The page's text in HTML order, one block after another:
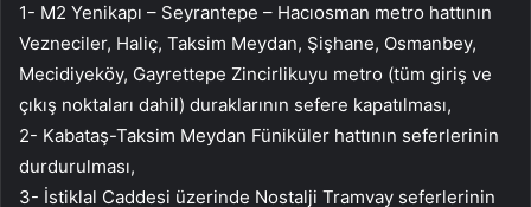
1- M2 Yenikapı – Seyrantepe – Hacıosman metro hattının
Vezneciler, Haliç, Taksim Meydan, Şişhane, Osmanbey,
Mecidiyeköy, Gayrettepe Zincirlikuyu metro (tüm giriş ve
çıkış noktaları dahil) duraklarının sefere kapatılması,
2- Kabataş-Taksim Meydan Füniküler hattının seferlerinin
durdurulması,
3- İstiklal Caddesi üzerinde Nostalji Tramvay seferlerinin